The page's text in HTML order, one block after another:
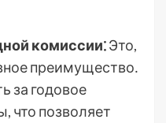
комиссии⁚Это,
преимущество․
за годовое
что позволяет